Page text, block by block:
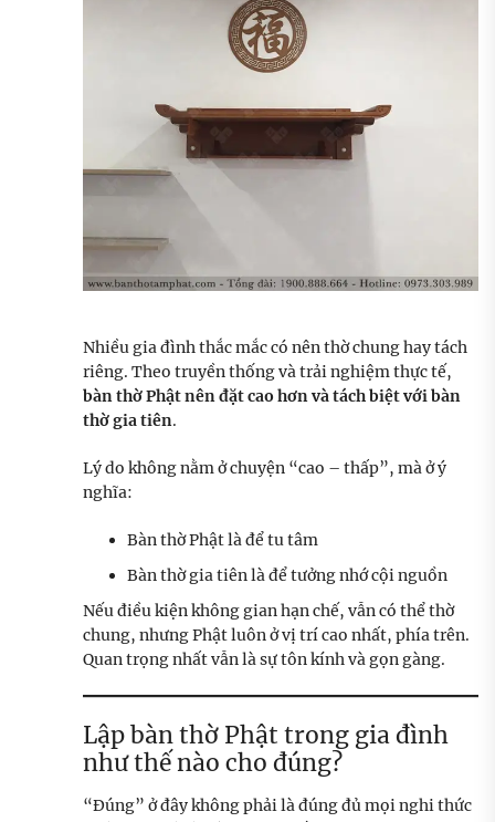
Nhiều gia đình thắc mắc có nên thờ chung hay tách
riêng. Theo truyền thống và trải nghiệm thực tế,
bàn thờ Phật nên đặt cao hơn và tách biệt với bàn
thờ gia tiên.
Lý do không nằm ở chuyện “cao – thấp”, mà ở ý
nghĩa:
Bàn thờ Phật là để tu tâm
Bàn thờ gia tiên là để tưởng nhớ cội nguồn
Nếu điều kiện không gian hạn chế, vẫn có thể thờ
chung, nhưng Phật luôn ở vị trí cao nhất, phía trên.
Quan trọng nhất vẫn là sự tôn kính và gọn gàng.
Lập bàn thờ Phật trong gia đình
như thế nào cho đúng?
“Đúng” ở đây không phải là đúng đủ mọi nghi thức